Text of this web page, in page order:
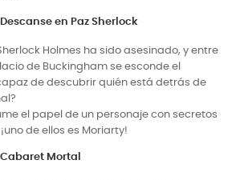
en Paz Sherlock
Holmes ha sido asesinado, y entre
de Buckingham se esconde el
de descubrir quién está detrás de
el papel de un personaje con secretos
de ellos es Moriarty!
Mortal